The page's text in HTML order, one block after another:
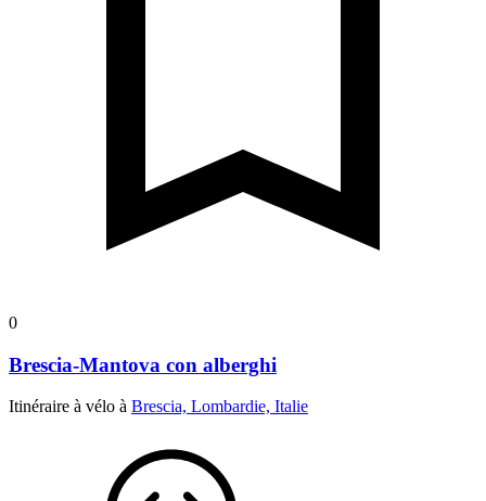
0
Brescia-Mantova con alberghi
Itinéraire à vélo à Brescia, Lombardie, Italie